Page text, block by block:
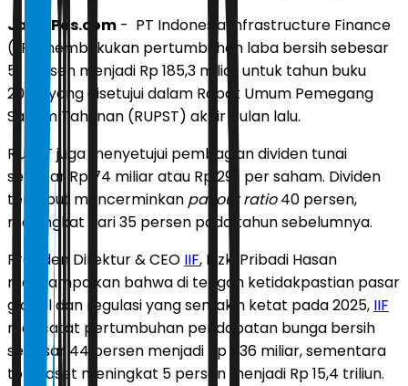
JawaPos.com - PT Indonesia Infrastructure Finance
(IIF) membukukan pertumbuhan laba bersih sebesar
51 persen menjadi Rp 185,3 miliar untuk tahun buku
2025, yang disetujui dalam Rapat Umum Pemegang
Saham Tahunan (RUPST) akhir bulan lalu.
RUPST juga menyetujui pembagian dividen tunai
sebesar Rp 74 miliar atau Rp 29,1 per saham. Dividen
tersebut mencerminkan payout ratio40 persen,
meningkat dari 35 persen pada tahun sebelumnya.
Presiden Direktur & CEO IIF, Rizki Pribadi Hasan
menyampaikan bahwa di tengah ketidakpastian pasar
global dan regulasi yang semakin ketat pada 2025, IIF
mencatat pertumbuhan pendapatan bunga bersih
sebesar 44 persen menjadi Rp 536 miliar, sementara
total aset meningkat 5 persen menjadi Rp 15,4 triliun.